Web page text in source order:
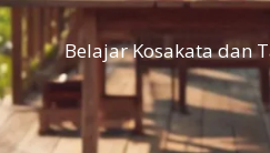
Belajar Kosakata dan